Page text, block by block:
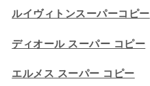
ルイヴィトンスーパーコピー
ディオール スーパー コピー
エルメス スーパー コピー